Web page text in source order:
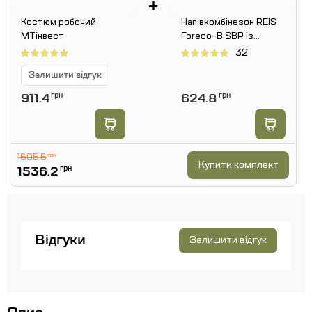
Костюм робочий
МТінвест
Залишити відгук
911.4грн
+
Напівкомбінезон REIS
Foreco-B SBP із
помаранчевими
32
624.8 грн
1605.6грн
1536.2 грн Купити комплект
Відгуки Залишити відгук